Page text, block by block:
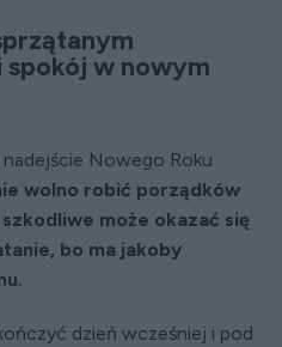
spokój w nowym
Nowego Roku
wolno robić porządków
może okazać się
bo ma jakoby
dzień wcześniej i pod